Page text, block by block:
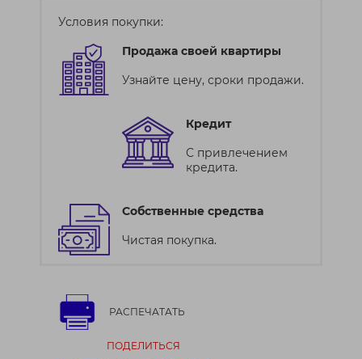
Условия покупки:
Продажа своей квартиры
Узнайте цену, сроки продажи.
Кредит
С привлечением
кредита.
Собственные средства
Чистая покупка.
РАСПЕЧАТАТЬ
ПОДЕЛИТЬСЯ